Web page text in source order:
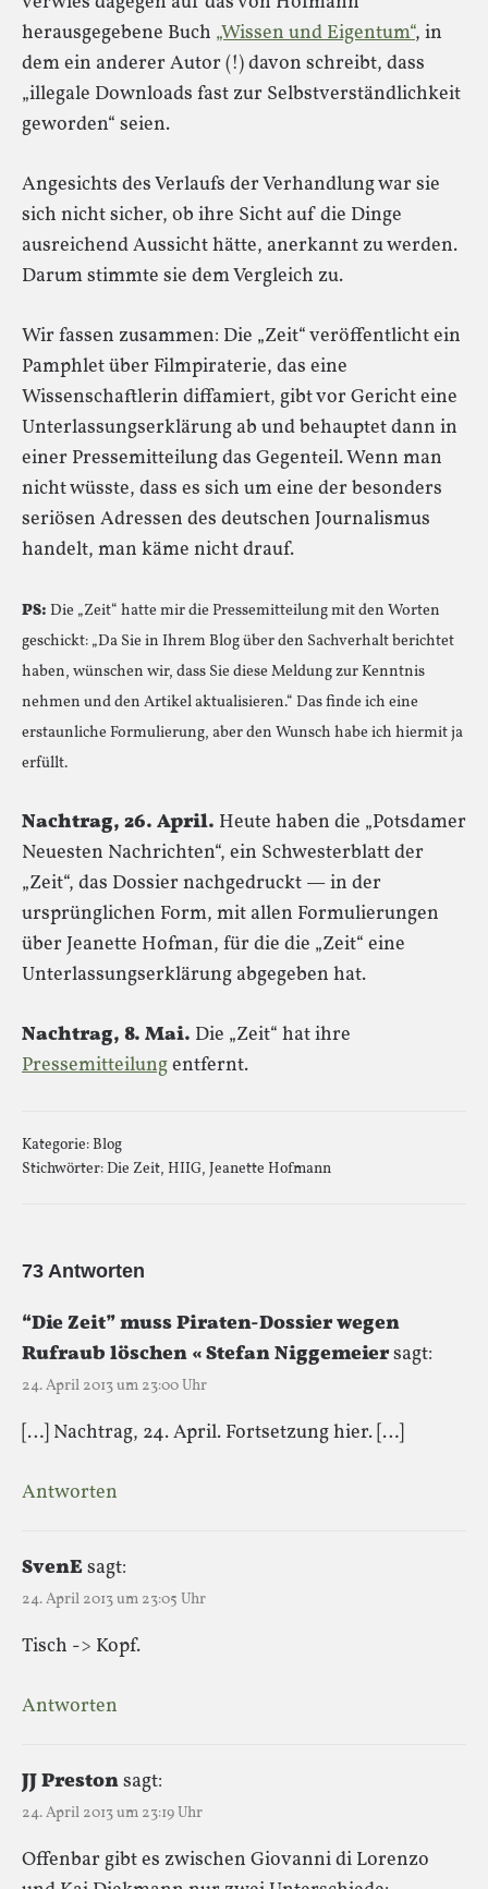
herausgegebene Buch „Wissen und Eigentum“, in
dem ein anderer Autor (!) davon schreibt, dass
„illegale Downloads fast zur Selbstverständlichkeit
geworden“ seien.
Angesichts des Verlaufs der Verhandlung war sie
sich nicht sicher, ob ihre Sicht auf die Dinge
ausreichend Aussicht hätte, anerkannt zu werden.
Darum stimmte sie dem Vergleich zu.
Wir fassen zusammen: Die „Zeit“ veröffentlicht ein
Pamphlet über Filmpiraterie, das eine
Wissenschaftlerin diffamiert, gibt vor Gericht eine
Unterlassungserklärung ab und behauptet dann in
einer Pressemitteilung das Gegenteil. Wenn man
nicht wüsste, dass es sich um eine der besonders
seriösen Adressen des deutschen Journalismus
handelt, man käme nicht drauf.
PS: Die „Zeit“ hatte mir die Pressemitteilung mit den Worten
geschickt: „Da Sie in Ihrem Blog über den Sachverhalt berichtet
haben, wünschen wir, dass Sie diese Meldung zur Kenntnis
nehmen und den Artikel aktualisieren.“ Das finde ich eine
erstaunliche Formulierung, aber den Wunsch habe ich hiermit ja
erfüllt.
Nachtrag, 26. April. Heute haben die „Potsdamer
Neuesten Nachrichten“, ein Schwesterblatt der
„Zeit“, das Dossier nachgedruckt — in der
ursprünglichen Form, mit allen Formulierungen
über Jeanette Hofman, für die die „Zeit“ eine
Unterlassungserklärung abgegeben hat.
Nachtrag, 8. Mai. Die „Zeit“ hat ihre
Pressemitteilungentfernt.
Kategorie:Blog
Stichwörter:Die Zeit, HIIG, Jeanette Hofmann
73 Antworten
“Die Zeit” muss Piraten-Dossier wegen
Rufraub löschen « Stefan Niggemeiersagt:
24. April 2013 um 23:00 Uhr
[…] Nach­trag, 24. April. Fort­set­zung hier. […]
Antworten
SvenEsagt:
24. April 2013 um 23:05 Uhr
Tisch -> Kopf.
Antworten
JJ Prestonsagt:
24. April 2013 um 23:19 Uhr
Offenbar gibt es zwischen Giovanni di Lorenzo